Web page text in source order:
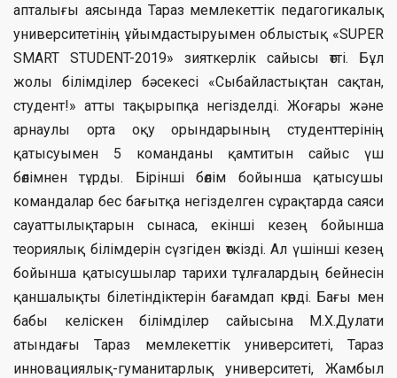
апталығы аясында Тараз мемлекеттік педагогикалық
университетінің ұйымдастыруымен облыстық «SUPER
SMART STUDENT-2019» зияткерлік сайысы өтті. Бұл
жолы білімділер бәсекесі «Сыбайластықтан сақтан,
студент!» атты тақырыпқа негізделді. Жоғары және
арнаулы орта оқу орындарының студенттерінің
қатысуымен 5 команданы қамтитын сайыс үш
бөлімнен тұрды. Бірінші бөлім бойынша қатысушы
командалар бес бағытқа негізделген сұрақтарда саяси
сауаттылықтарын сынаса, екінші кезең бойынша
теориялық білімдерін сүзгіден өткізді. Ал үшінші кезең
бойынша қатысушылар тарихи тұлғалардың бейнесін
қаншалықты білетіндіктерін бағамдап көрді. Бағы мен
бабы келіскен білімділер сайысына М.Х.Дулати
атындағы Тараз мемлекеттік университеті, Тараз
инновациялық-гуманитарлық университеті, Жамбыл